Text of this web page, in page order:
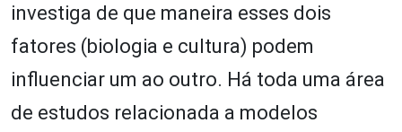
investiga de que maneira esses dois
fatores (biologia e cultura) podem
influenciar um ao outro. Há toda uma área
de estudos relacionada a modelos